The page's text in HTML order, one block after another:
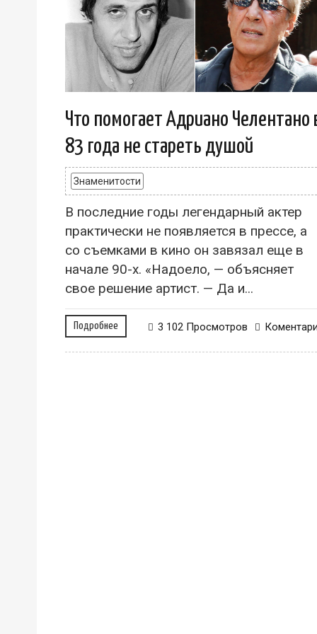
Что помогает Адриано Челентано
83 года не стареть душой
Знаменитости
В последние годы легендарный актер
практически не появляется в прессе, а
со съемками в кино он завязал еще в
начале 90-х. «Надоело, — объясняет
свое решение артист. — Да и...
Подробнее 3 102 Просмотров